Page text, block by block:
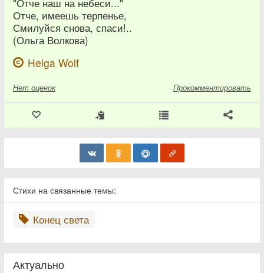
"Отче наш на небеси..."
Отче, имеешь терпенье,
Смилуйся снова, спаси!..
(Ольга Волкова)
Helga Wolf
Нет оценок Прокомментировать
Стихи на связанные темы:
Конец света
Актуально